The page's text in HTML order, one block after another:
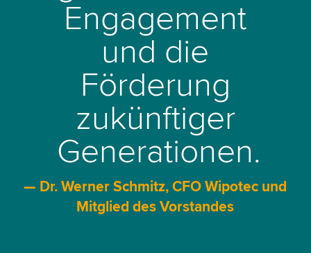
Engagement
und die
Förderung
zukünftiger
Generationen.
— Dr. Werner Schmitz, CFO Wipotec und
Mitglied des Vorstandes